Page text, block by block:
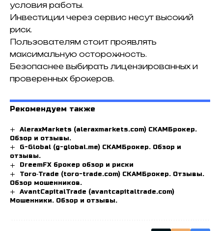
условия работы.
Инвестиции через сервис несут высокий
риск.
Пользователям стоит проявлять
максимальную осторожность.
Безопаснее выбирать лицензированных и
проверенных брокеров.
Рекомендуем также
AleraxMarkets (aleraxmarkets.com) СКАМБрокер.
Обзор и отзывы.
G-Global (g-global.me) СКАМБрокер. Обзор и
отзывы.
DreemFX брокер обзор и риски
Toro‑Trade (toro-trade.com) СКАМБрокер. Отзывы.
Обзор мошенников.
AvantCapitalTrade (avantcapitaltrade.com)
Мошенники. Обзор и отзывы.